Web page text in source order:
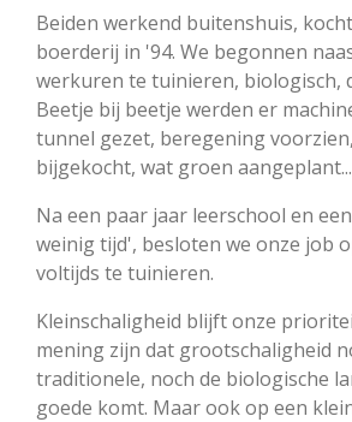
Beiden werkend buitenshuis,
boerderij in '94. We begonnen
werkuren te tuinieren, biologisch,
Beetje bij beetje werden er
tunnel gezet, beregening
bijgekocht, wat groen aangeplant...
Na een paar jaar leerschool en
weinig tijd', besloten we onze job
voltijds te tuinieren.
Kleinschaligheid blijft onze
mening zijn dat grootschaligheid
traditionele, noch de biologische
goede komt. Maar ook op een